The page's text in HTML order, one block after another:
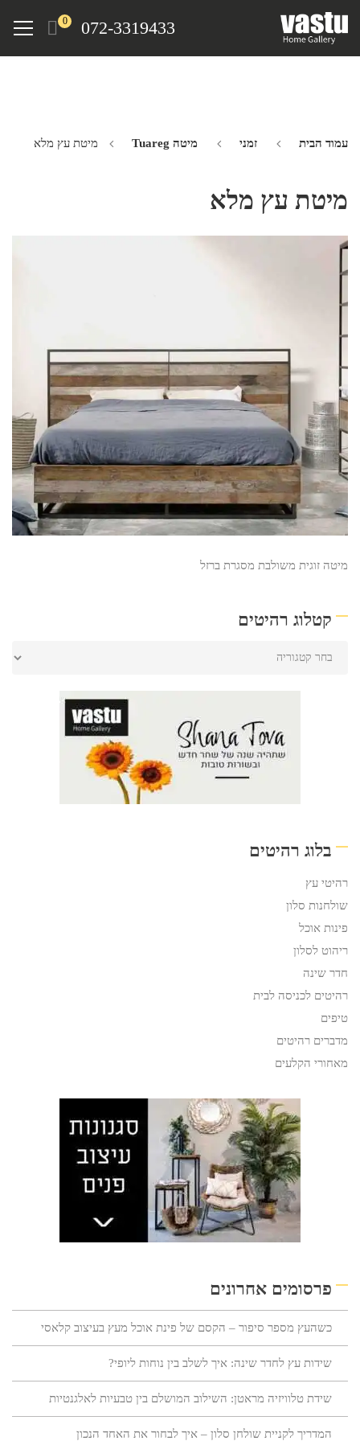
072-3319433
0
Menu
עמוד הבית זמני מיטה Tuareg מיטת עץ מלא
מיטת עץ מלא
מיטה זוגית משולבת מסגרת ברזל
קטלוג רהיטים
בלוג רהיטים
רהיטי עץ
שולחנות סלון
פינות אוכל
ריהוט לסלון
חדר שינה
רהיטים לכניסה לבית
טיפים
מדברים רהיטים
מאחורי הקלעים
פרסומים אחרונים
כשהעץ מספר סיפור – הקסם של פינת אוכל מעץ בעיצוב קלאסי
שידות עץ לחדר שינה: איך לשלב בין נוחות ליופי?
שידת טלוויזיה מראטן: השילוב המושלם בין טבעיות לאלגנטיות
המדריך לקניית שולחן סלון – איך לבחור את האחד הנכון